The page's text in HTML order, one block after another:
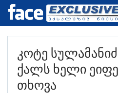
Კოტე
Ქალს Ხელი
Თხოვა